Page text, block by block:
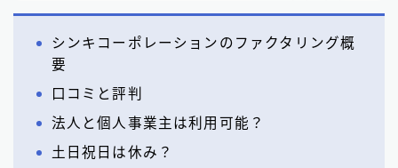
シンキコーポレーションのファクタリング概
要
口コミと評判
法人と個人事業主は利用可能？
土日祝日は休み？